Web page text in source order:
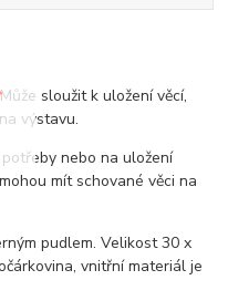
sloužit k uložení věcí,
výstavu.
nebo na uložení
mít schované věci na
pudlem. Velikost 30 x
vnitřní materiál je